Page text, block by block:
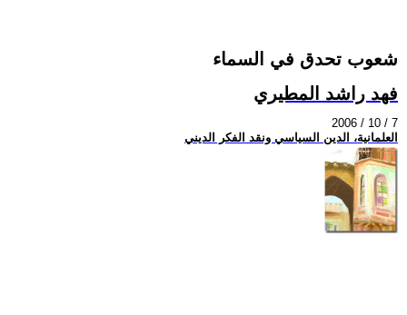
شعوب تحدق في السماء
فهد راشد المطيري
2006 / 10 / 7
العلمانية، الدين السياسي ونقد الفكر الديني